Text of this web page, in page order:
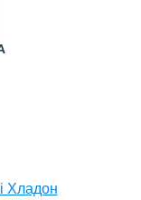
Хладон